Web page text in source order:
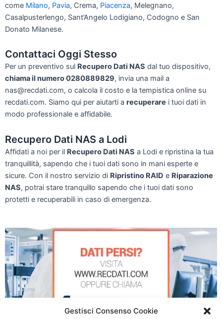
Gestisci Consenso Cookie
come Milano, Pavia, Crema, Piacenza, Melegnano,
Casalpusterlengo, Sant’Angelo Lodigiano, Codogno e San
Donato Milanese.
Contattaci Oggi Stesso
Per un preventivo sul Recupero Dati NAS dal tuo dispositivo,
chiama il numero 0280889829, invia una mail a
nas@recdati.com, o calcola il costo e la tempistica online su
recdati.com. Siamo qui per aiutarti a recuperare i tuoi dati in
modo professionale e affidabile.
Recupero Dati NAS a Lodi
Affidati a noi per il Recupero Dati NAS a Lodi e ripristina la tua
tranquillità, sapendo che i tuoi dati sono in mani esperte e
sicure. Con il nostro servizio di Ripristino RAID e Riparazione
NAS, potrai stare tranquillo sapendo che i tuoi dati sono
protetti e recuperabili in caso di emergenza.